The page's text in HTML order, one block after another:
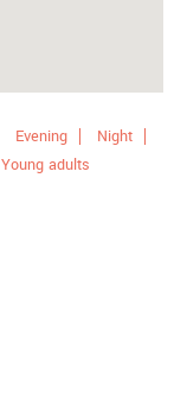
Evening
Night
Young adults